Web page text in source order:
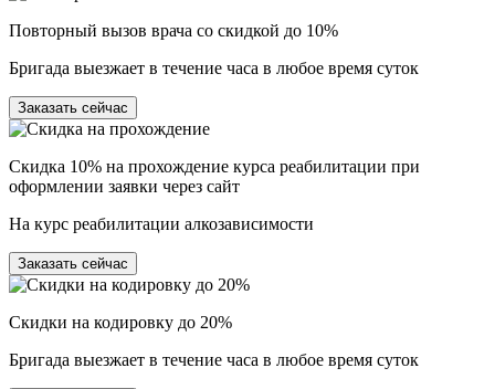
Повторный вызов врача со скидкой до 10%
Бригада выезжает в течение часа в любое время суток
Заказать сейчас
Скидка 10% на прохождение курса реабилитации при
оформлении заявки через сайт
На курс реабилитации алкозависимости
Заказать сейчас
Скидки на кодировку до 20%
Бригада выезжает в течение часа в любое время суток